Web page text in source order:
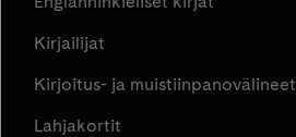
Kirjailijat
Kirjoitus- ja muistiinpanovälineet
Lahjakortit